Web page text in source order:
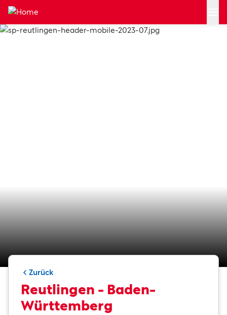
Zum Hauptinhalt springen
Zurück
Reutlingen - Baden-
Württemberg